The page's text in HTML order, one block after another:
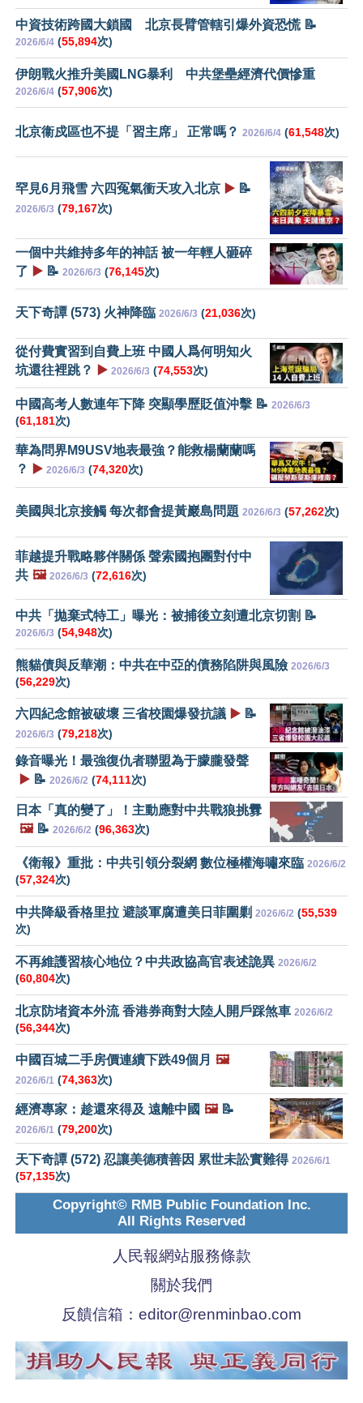
中資技術跨國大鎖國 北京長臂管轄引爆外資恐慌 📝
2026/6/4 (55,894次)
伊朗戰火推升美國LNG暴利 中共堡壘經濟代價慘重
2026/6/4 (57,906次)
北京衞戍區也不提「習主席」 正常嗎？ 2026/6/4 (61,548次)
罕見6月飛雪 六四冤氣衝天攻入北京 ▶️ 📝
2026/6/3 (79,167次)
一個中共維持多年的神話 被一年輕人砸碎
了 ▶️ 📝 2026/6/3 (76,145次)
天下奇譚 (573) 火神降臨 2026/6/3 (21,036次)
從付費實習到自費上班 中國人爲何明知火
坑還往裡跳？
▶️ 2026/6/3 (74,553次)
中國高考人數連年下降 突顯學歷貶值沖擊 📝 2026/6/3
(61,181次)
華為問界M9USV地表最強？能救楊蘭蘭嗎
？
▶️ 2026/6/3 (74,320次)
美國與北京接觸 每次都會提黃巖島問題 2026/6/3 (57,262次)
菲越提升戰略夥伴關係 聲索國抱團對付中
共 🖼️ 2026/6/3 (72,616次)
中共「拋棄式特工」曝光：被捕後立刻遭北京切割 📝
2026/6/3 (54,948次)
熊貓債與反華潮：中共在中亞的債務陷阱與風險 2026/6/3
(56,229次)
六四紀念館被破壞 三省校園爆發抗議 ▶️ 📝
2026/6/3 (79,218次)
錄音曝光！最強復仇者聯盟為于朦朧發聲
▶️ 📝 2026/6/2 (74,111次)
日本「真的變了」！主動應對中共戰狼挑釁
🖼️📝 2026/6/2 (96,363次)
《衛報》重批：中共引領分裂網 數位極權海嘯來臨 2026/6/2
(57,324次)
中共降級香格里拉 避談軍腐遭美日菲圍剿 2026/6/2 (55,539
次)
不再維護習核心地位？中共政協高官表述詭異 2026/6/2
(60,804次)
北京防堵資本外流 香港券商對大陸人開戶踩煞車 2026/6/2
(56,344次)
中國百城二手房價連續下跌49個月 🖼️
2026/6/1 (74,363次)
經濟專家：趁還來得及 遠離中國 🖼️📝
2026/6/1 (79,200次)
天下奇譚 (572) 忍讓美德積善因 累世未訟實難得 2026/6/1
(57,135次)
Copyright© RMB Public Foundation Inc.
All Rights Reserved
人民報網站服務條款
關於我們
反饋信箱： editor@renminbao.com